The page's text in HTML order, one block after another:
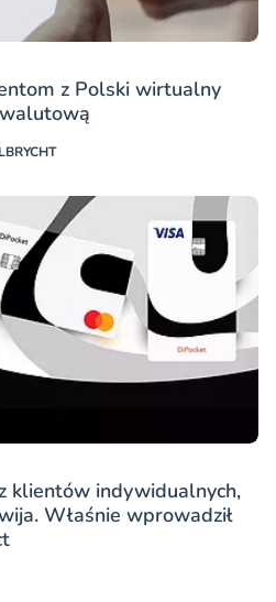
z Polski wirtualny
klientów indywidualnych,
Właśnie wprowadził